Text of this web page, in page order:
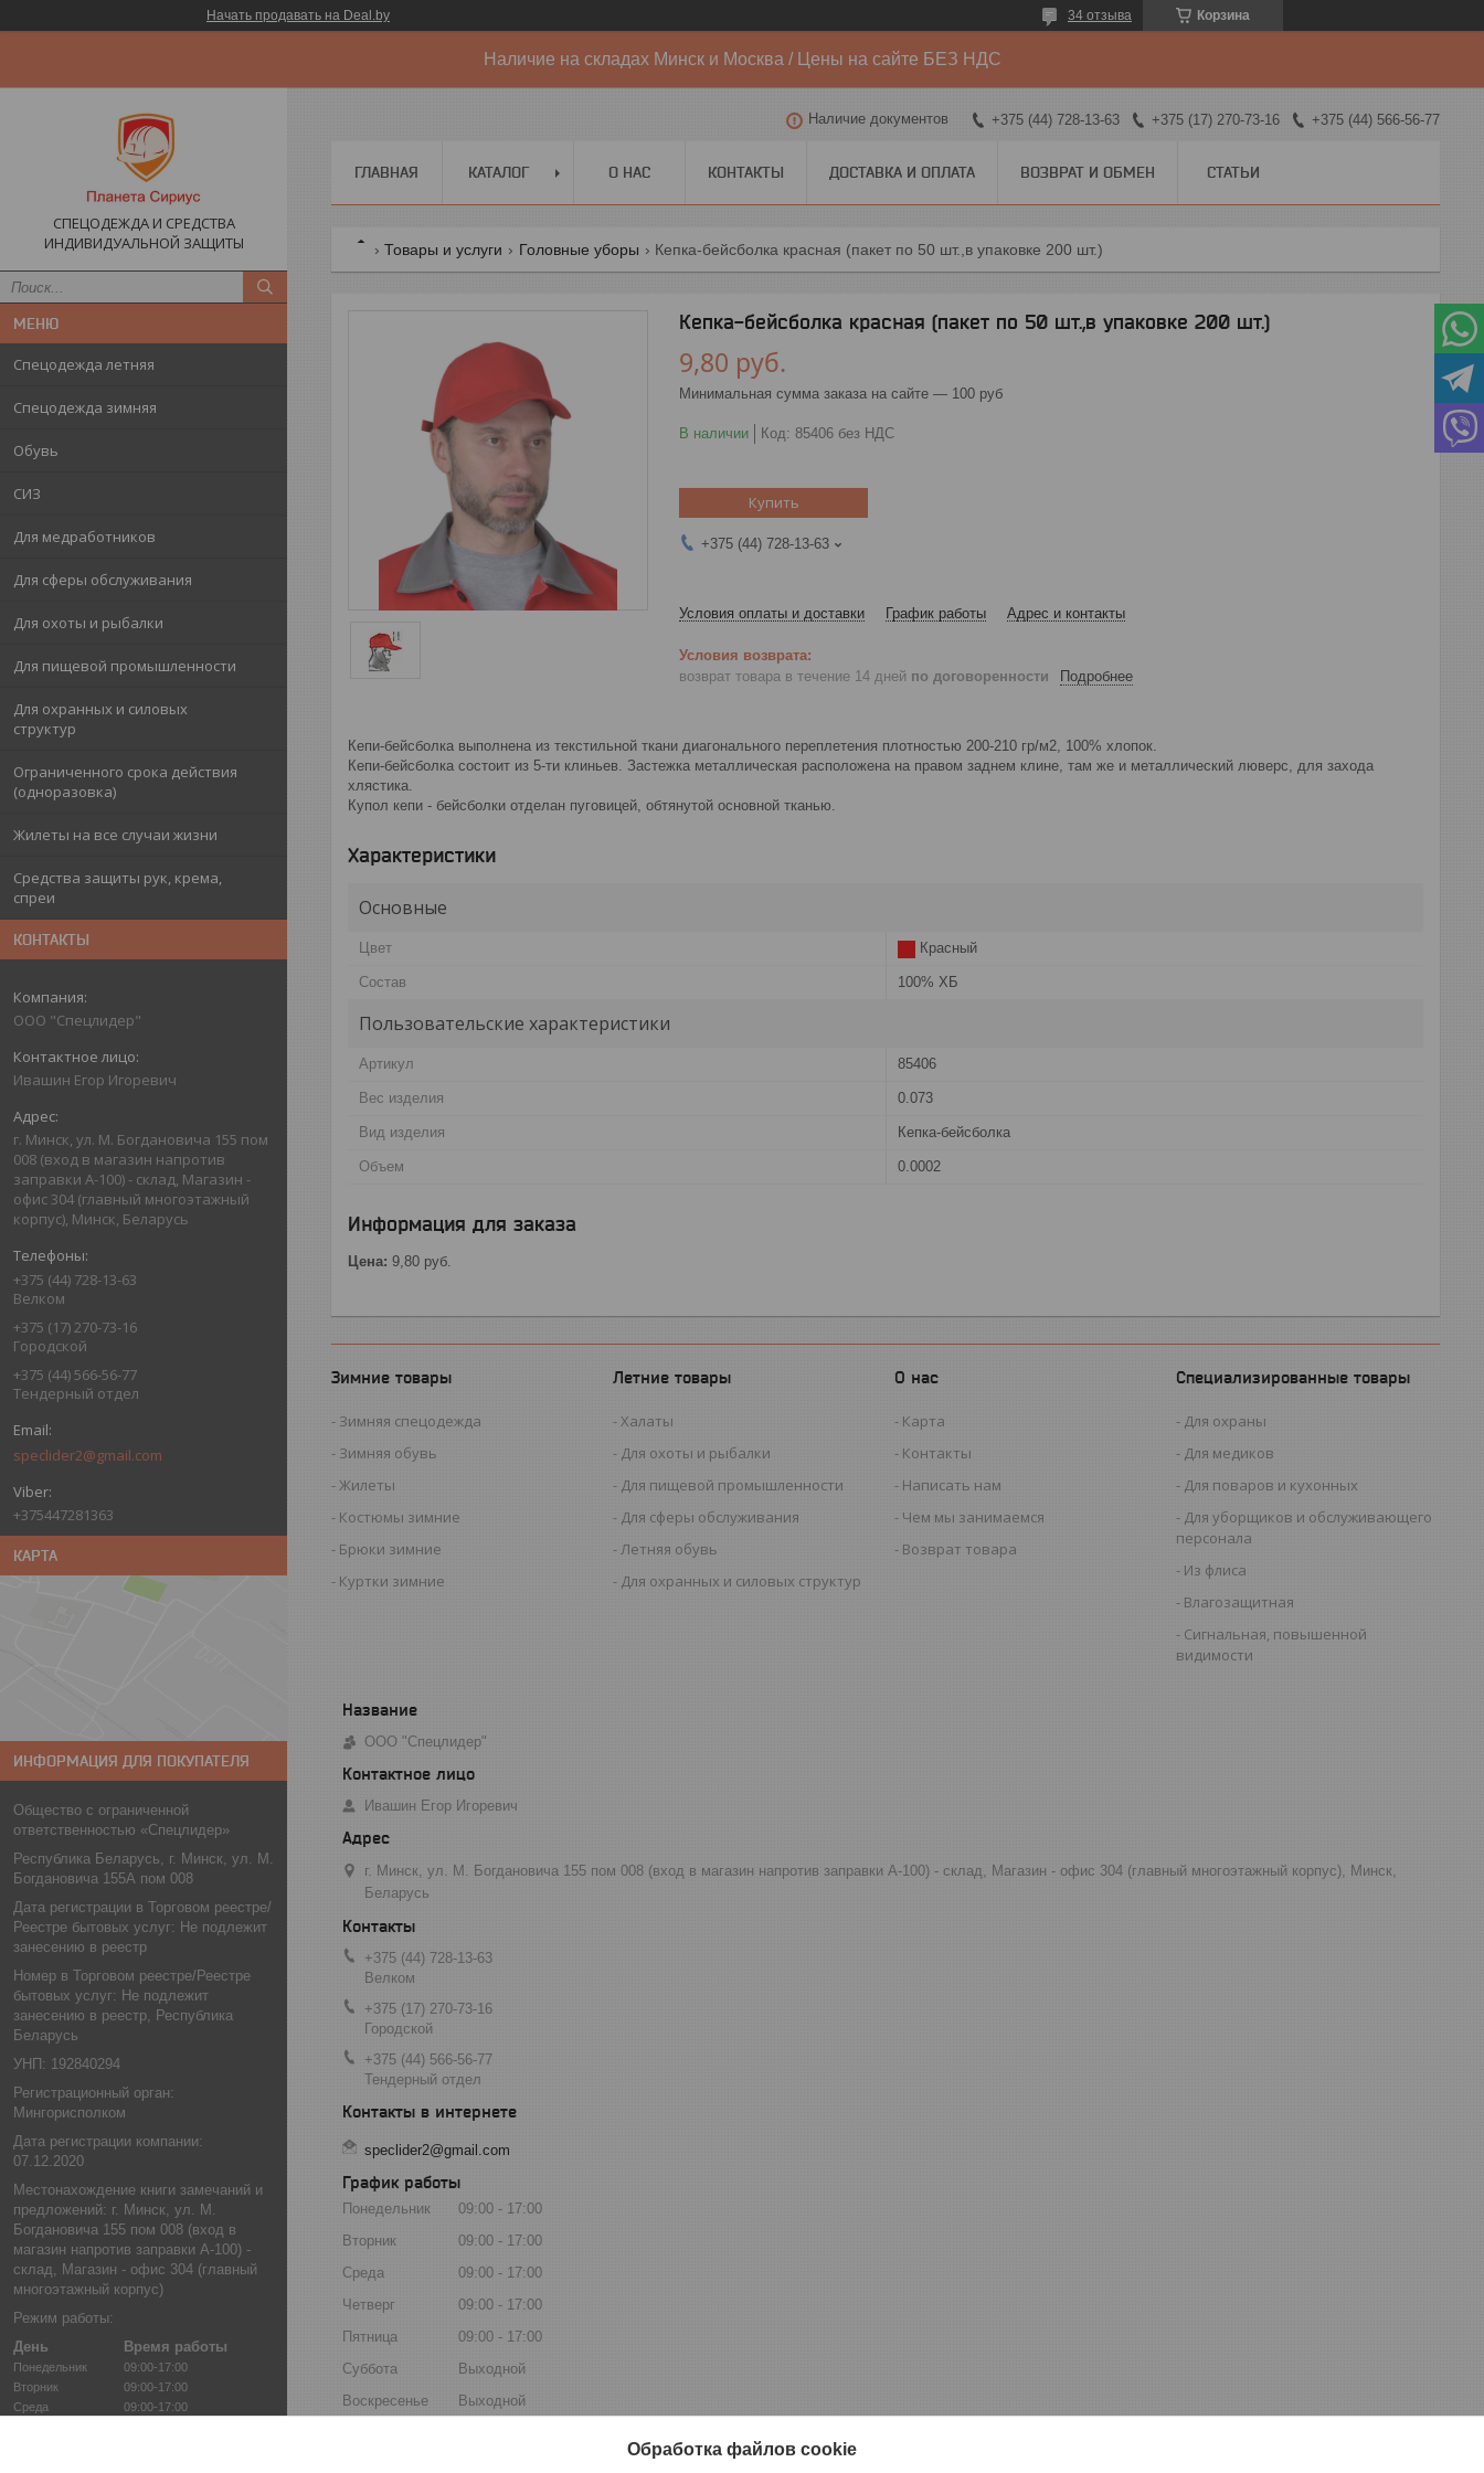
Начать продавать на Deal.by Корзина
34 отзыва
Наличие на складах Минск и Москва / Цены на сайте БЕЗ НДС
СПЕЦОДЕЖДА И СРЕДСТВА
ИНДИВИДУАЛЬНОЙ ЗАЩИТЫ
Спецодежда летняя
Спецодежда зимняя
Обувь
СИЗ
Для медработников
Для сферы обслуживания
Для охоты и рыбалки
Для пищевой промышленности
Для охранных и силовых
структур
Ограниченного срока действия
(одноразовка)
Жилеты на все случаи жизни
Средства защиты рук, крема,
спреи
КОНТАКТЫ
ООО "Спецлидер"
Ивашин Егор Игоревич
г. Минск, ул. М. Богдановича 155 пом
008 (вход в магазин напротив
заправки А-100) - склад, Магазин -
офис 304 (главный многоэтажный
корпус), Минск, Беларусь
+375 (44) 728-13-63
Велком
+375 (17) 270-73-16
Городской
+375 (44) 566-56-77
Тендерный отдел
speclider2@gmail.com
+375447281363
КАРТА
ИНФОРМАЦИЯ ДЛЯ ПОКУПАТЕЛЯ
Общество с ограниченной
ответственностью «Спецлидер»
Республика Беларусь, г. Минск, ул. М.
Богдановича 155А пом 008
Дата регистрации в Торговом реестре/
Реестре бытовых услуг: Не подлежит
занесению в реестр
Номер в Торговом реестре/Реестре
бытовых услуг: Не подлежит
занесению в реестр, Республика
Беларусь
УНП: 192840294
Регистрационный орган:
Мингорисполком
Дата регистрации компании:
07.12.2020
Местонахождение книги замечаний и
предложений: г. Минск, ул. М.
Богдановича 155 пом 008 (вход в
магазин напротив заправки А-100) -
склад, Магазин - офис 304 (главный
многоэтажный корпус)
Режим работы:
День
Время работы
Понедельник
09:00-17:00
Вторник
09:00-17:00
Среда
09:00-17:00
Наличие документов +375 (44) 728-13-63 +375 (17) 270-73-16 +375 (44) 566-56-77
ГЛАВНАЯ КАТАЛОГ О НАС КОНТАКТЫ ДОСТАВКА И ОПЛАТА ВОЗВРАТ И ОБМЕН СТАТЬИ
Товары и услуги Головные уборы Кепка-бейсболка красная (пакет по 50 шт.,в упаковке 200 шт.)
Кепка-бейсболка красная (пакет по 50 шт.,в упаковке 200 шт.)
9,80 руб.
Минимальная сумма заказа на сайте — 100 руб
В наличии Код: 85406 без НДС
Купить
+375 (44) 728-13-63
Условия оплаты и доставки График работы Адрес и контакты
возврат товара в течение 14 дней по договоренности Подробнее
Кепи-бейсболка выполнена из текстильной ткани диагонального переплетения плотностью 200-210 гр/м2, 100% хлопок.
Кепи-бейсболка состоит из 5-ти клиньев. Застежка металлическая расположена на правом заднем клине, там же и металлический люверс, для захода
хлястика.
Купол кепи - бейсболки отделан пуговицей, обтянутой основной тканью.
Характеристики
Основные
Цвет Красный
Состав 100% ХБ
Пользовательские характеристики
Артикул 85406
Вес изделия 0.073
Вид изделия Кепка-бейсболка
Объем 0.0002
Информация для заказа
Цена: 9,80 руб.
Зимние товары
Зимняя спецодежда
Зимняя обувь
Жилеты
Костюмы зимние
Брюки зимние
Куртки зимние
Летние товары
Халаты
Для охоты и рыбалки
Для пищевой промышленности
Для сферы обслуживания
Летняя обувь
Для охранных и силовых структур
О нас
Карта
Контакты
Написать нам
Чем мы занимаемся
Возврат товара
Специализированные товары
Для охраны
Для медиков
Для поваров и кухонных
Для уборщиков и обслуживающего
персонала
Из флиса
Влагозащитная
Сигнальная, повышенной
видимости
ООО "Спецлидер"
Ивашин Егор Игоревич
г. Минск, ул. М. Богдановича 155 пом 008 (вход в магазин напротив заправки А-100) - склад, Магазин - офис 304 (главный многоэтажный корпус), Минск,
Беларусь
+375 (44) 728-13-63
Велком
+375 (17) 270-73-16
Городской
+375 (44) 566-56-77
Тендерный отдел
speclider2@gmail.com
График работы
Понедельник 09:00
17:00
Вторник
09:00
17:00
Среда
09:00
17:00
Четверг
09:00
17:00
Пятница
09:00
17:00
Суббота
Выходной
Воскресенье
Выходной
Обработка файлов cookie